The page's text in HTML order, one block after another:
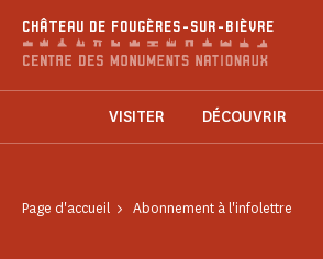
CHÂTEAU DE FOUGÈRES-SUR-BIÈVRE
VISITER DÉCOUVRIR
Page d'accueil Abonnement à l'infolettre